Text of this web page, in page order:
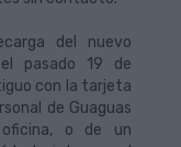
del nuevo
pasado 19 de
con la tarjeta
de Guaguas
o de un